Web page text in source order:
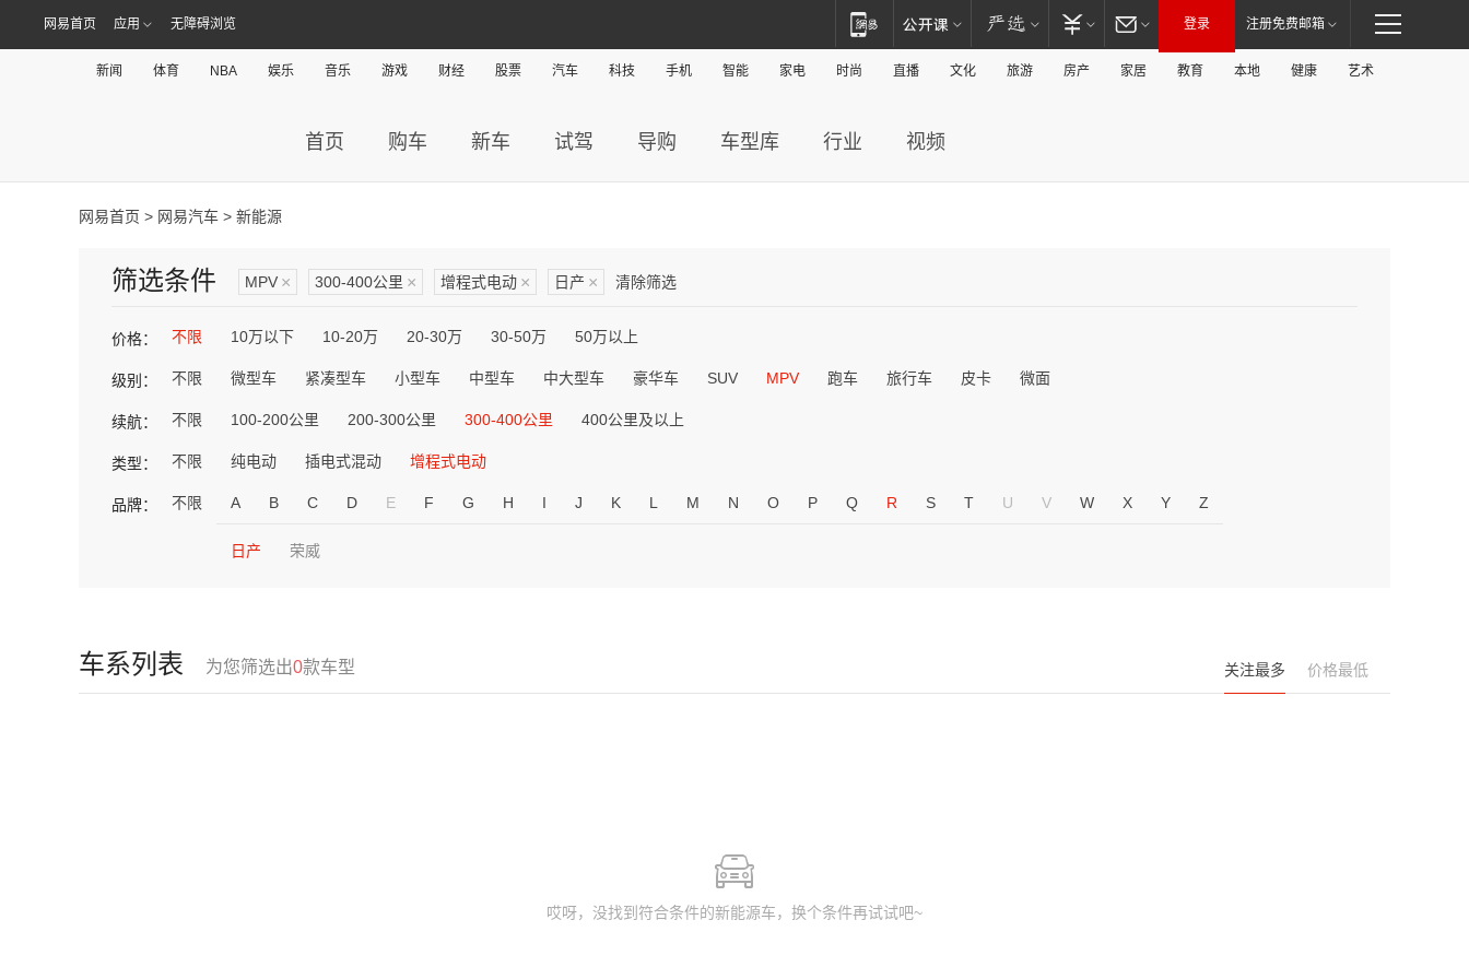
网易首页 应用 无障碍浏览 登录 注册免费邮箱
新闻 体育 NBA 娱乐 音乐 游戏 财经 股票 汽车 科技 手机 智能 家电 时尚 直播 文化 旅游 房产 家居 教育 本地 健康 艺术
首页 购车 新车 试驾 导购 车型库 行业 视频
网易首页 > 网易汽车 > 新能源
筛选条件 MPV × 300-400公里 × 增程式电动 × 日产 × 清除筛选
价格： 不限 10万以下 10-20万 20-30万 30-50万 50万以上
级别： 不限 微型车 紧凑型车 小型车 中型车 中大型车 豪华车 SUV MPV 跑车 旅行车 皮卡 微面
续航： 不限 100-200公里 200-300公里 300-400公里 400公里及以上
类型： 不限 纯电动 插电式混动 增程式电动
品牌： 不限 A B C D E F G H I J K L M N O P Q R S T U V W X Y Z
日产 荣威
车系列表 为您筛选出0款车型 关注最多 价格最低
哎呀，没找到符合条件的新能源车，换个条件再试试吧~